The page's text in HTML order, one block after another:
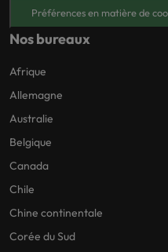
Préférences en matière de
Nos bureaux
Afrique
Allemagne
Australie
Belgique
Canada
Chile
Chine continentale
Corée du Sud